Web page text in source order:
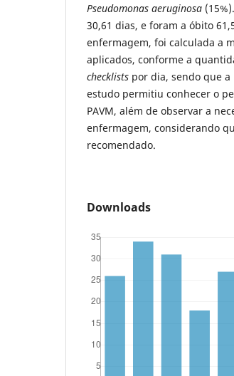
Pseudomonas aeruginosa
30,61 dias, e foram a óbito
enfermagem, foi calculada a
aplicados, conforme a
checklists por dia, sendo que
estudo permitiu conhecer o
PAVM, além de observar a
enfermagem, considerando
recomendado.
Downloads